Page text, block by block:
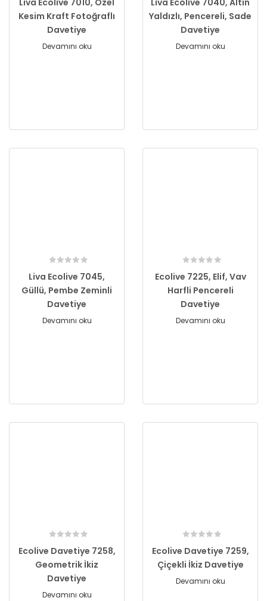
Liva Ecolive 7010, Özel
Kesim Kraft Fotoğraflı
Davetiye
Devamını oku
Liva Ecolive 7040, Altın
Yaldızlı, Pencereli, Sade
Davetiye
Devamını oku
Liva Ecolive 7045,
Güllü, Pembe Zeminli
Davetiye
Devamını oku
Ecolive 7225, Elif, Vav
Harfli Pencereli
Davetiye
Devamını oku
Ecolive Davetiye 7258,
Geometrik İkiz
Davetiye
Devamını oku
Ecolive Davetiye 7259,
Çiçekli İkiz Davetiye
Devamını oku